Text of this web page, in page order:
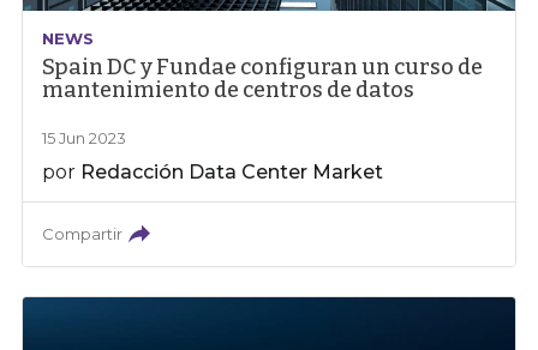
NEWS
Spain DC y Fundae configuran un curso de
mantenimiento de centros de datos
15 Jun 2023
por Redacción Data Center Market
Compartir